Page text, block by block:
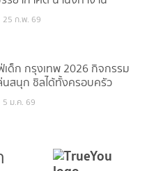
25 ก.พ. 69
เด็ก กรุงเทพ 2026 กิจกรรม
นสนุก ชิลได้ทั้งครอบครัว
5 ม.ค. 69